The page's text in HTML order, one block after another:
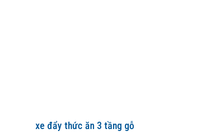
xe đẩy thức ăn 3 tầng gỗ